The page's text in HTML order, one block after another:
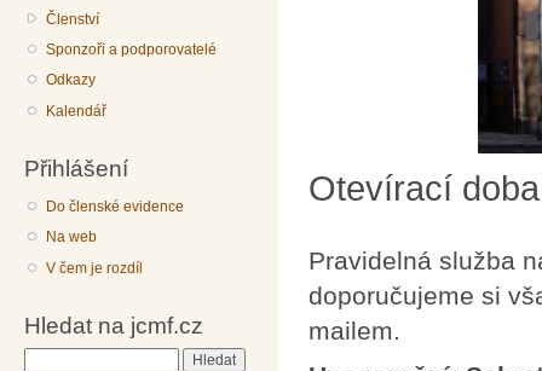
Členství
Sponzoři a podporovatelé
Odkazy
Kalendář
Přihlášení
Do členské evidence
Na web
V čem je rozdíl
Hledat na jcmf.cz
Otevírací doba
Pravidelná služba
doporučujeme si
mailem.